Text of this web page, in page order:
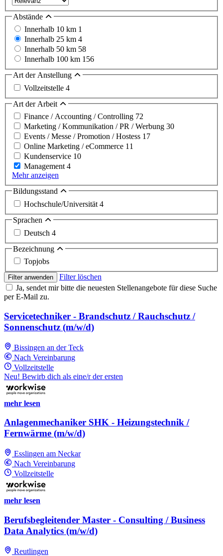
Abstände
Innerhalb 10 km 1
Innerhalb 25 km 4
Innerhalb 50 km 58
Innerhalb 100 km 156
Art der Anstellung
Vollzeitstelle 4
Art der Arbeit
Finance / Accounting / Controlling 72
Marketing / Kommunikation / PR / Werbung 30
Events / Messe / Promotion / Hostess 17
Online Marketing / eCommerce 11
Kundenservice 10
Management4
Mehr anzeigen
Bildungsstand
Hochschule/Universität 4
Sprachen
Deutsch 4
Bezeichnung
Topjobs
Filter anwenden
Filter löschen
Ja, sendet mir bitte die neuesten Stellenangebote für diese Suche
per E-Mail zu.
Servicetechniker - Brandschutz / Rauchschutz /
Sonnenschutz (m/w/d)
Bissingen an der Teck
Nach Vereinbarung
Vollzeitstelle
Neu! Bewirb dich als eine/r der ersten
mehr lesen
Anlagenmechaniker SHK - Heizungstechnik /
Fernwärme (m/w/d)
Esslingen am Neckar
Nach Vereinbarung
Vollzeitstelle
mehr lesen
Berufsbegleitender Master - Consulting / Business
Data Analytics (m/w/d)
Reutlingen